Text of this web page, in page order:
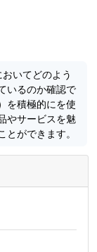
いてどのよう
いるのか確認で
を積極的にを使
やサービスを魅
ができます。